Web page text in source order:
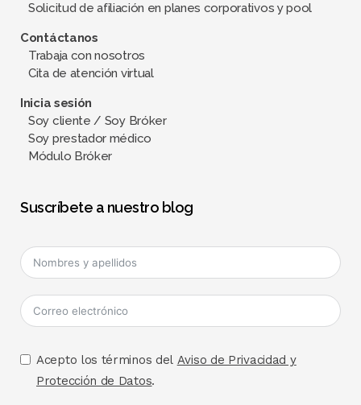
Solicitud de afiliación en planes corporativos y pool
Contáctanos
Trabaja con nosotros
Cita de atención virtual
Inicia sesión
Soy cliente / Soy Bróker
Soy prestador médico
Módulo Bróker
Suscríbete a nuestro blog
Acepto los términos del Aviso de Privacidad y
Protección de Datos.